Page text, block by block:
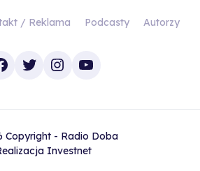
/ Reklama Podcasty Autorzy
TwitterInstagram
YouTube
Copyright - Radio Doba
Investnet